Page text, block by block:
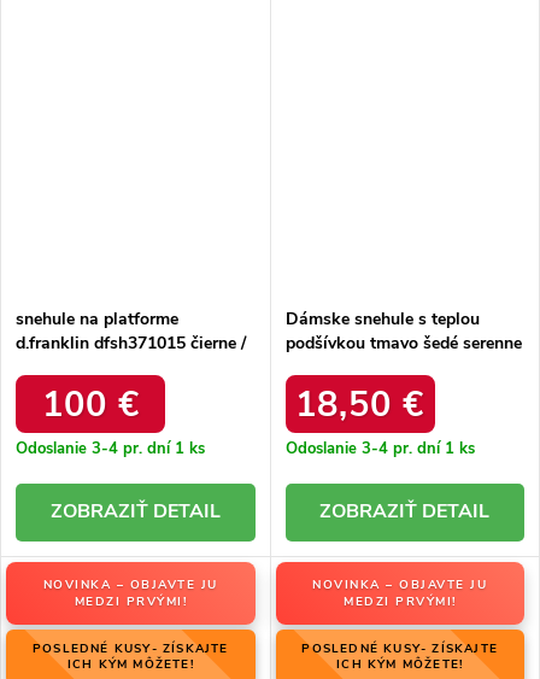
snehule na platforme
d.franklin dfsh371015 čierne /
100 €
Odoslanie 3-4 pr. dní 1 ks
DETAIL
Dámske snehule s teplou
podšívkou tmavo šedé serenne
18,50 €
Odoslanie 3-4 pr. dní 1 ks
DETAIL
NOVINKA – OBJAVTE JU
MEDZI PRVÝMI!
POSLEDNÉ KUSY- ZÍSKAJTE
ICH KÝM MÔŽETE!
NOVINKA – OBJAVTE JU
MEDZI PRVÝMI!
POSLEDNÉ KUSY- ZÍSKAJTE
ICH KÝM MÔŽETE!